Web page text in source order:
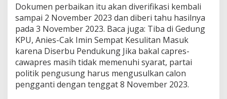
Dokumen perbaikan itu akan diverifikasi kembali
sampai 2 November 2023 dan diberi tahu hasilnya
pada 3 November 2023. Baca juga: Tiba di Gedung
KPU, Anies-Cak Imin Sempat Kesulitan Masuk
karena Diserbu Pendukung Jika bakal capres-
cawapres masih tidak memenuhi syarat, partai
politik pengusung harus mengusulkan calon
pengganti dengan tenggat 8 November 2023.